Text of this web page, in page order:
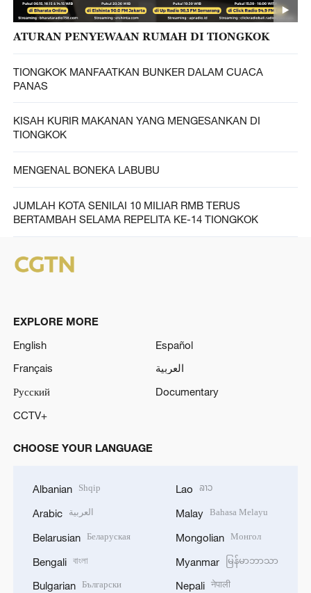
ATURAN PENYEWAAN RUMAH DI TIONGKOK
TIONGKOK MANFAATKAN BUNKER DALAM CUACA
PANAS
KISAH KURIR MAKANAN YANG MENGESANKAN DI
TIONGKOK
MENGENAL BONEKA LABUBU
JUMLAH KOTA SENILAI 10 MILIAR RMB TERUS
BERTAMBAH SELAMA REPELITA KE-14 TIONGKOK
EXPLORE MORE
English
Español
Français
العربية
Русский
Documentary
CCTV+
CHOOSE YOUR LANGUAGE
Albanian Shqip
Arabic العربية
Belarusian Беларуская
Bengali বাংলা
Bulgarian Български
Lao ລາວ
Malay Bahasa Melayu
Mongolian Монгол
Myanmar မြန်မာဘာသာ
Nepali नेपाली